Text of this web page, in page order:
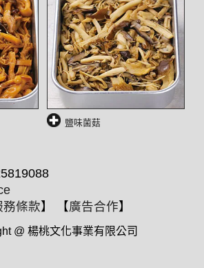
鹽味菌菇
務條款】 【廣告合作】
@ 楊桃文化事業有限公司